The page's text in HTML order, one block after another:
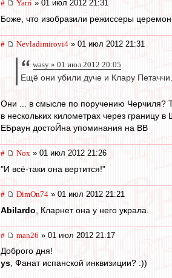
# Yarri » 01 июл 2012 21:31
Боже, что изобразили режиссеры
# Nevladimirovi4 » 01 июл 2012 21:31
wasy » 01 июл 2012 20:05
Ещё они убили дуче и Клару Петаччи.
Они ... в смысле по поручению Черчиля?
в нескольких километрах через границу
ЕБраун достоЙна упоминания на ВВ
# Nox » 01 июл 2012 21:26
"И всё-таки она вертится!"
# DimOn74 » 01 июл 2012 21:21
Abilardo , Кларнет она у него украла.
# man26 » 01 июл 2012 21:17
Доброго дня!
ys, Фанат испанской инквизиции? :))